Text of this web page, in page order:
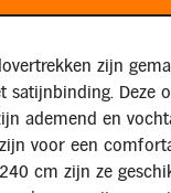
zijn
satijnbinding. Deze
ademend en
voor een
cm zijn ze